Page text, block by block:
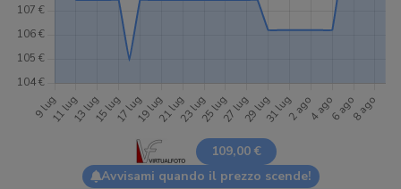
109,00 €
Avvisami quando il prezzo scende!